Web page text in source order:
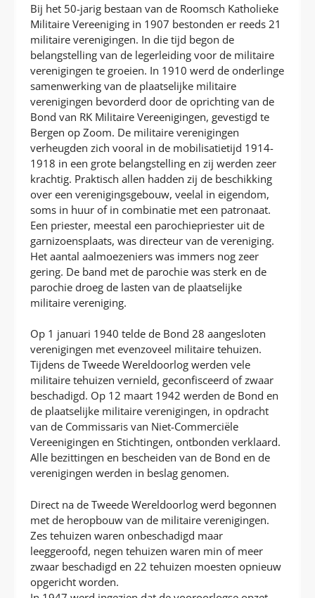
Bij het 50-jarig bestaan van de Roomsch Katholieke
Militaire Vereeniging in 1907 bestonden er reeds 21
militaire verenigingen. In die tijd begon de
belangstelling van de legerleiding voor de militaire
verenigingen te groeien. In 1910 werd de onderlinge
samenwerking van de plaatselijke militaire
verenigingen bevorderd door de oprichting van de
Bond van RK Militaire Vereenigingen, gevestigd te
Bergen op Zoom. De militaire verenigingen
verheugden zich vooral in de mobilisatietijd 1914-
1918 in een grote belangstelling en zij werden zeer
krachtig. Praktisch allen hadden zij de beschikking
over een verenigingsgebouw, veelal in eigendom,
soms in huur of in combinatie met een patronaat.
Een priester, meestal een parochiepriester uit de
garnizoensplaats, was directeur van de vereniging.
Het aantal aalmoezeniers was immers nog zeer
gering. De band met de parochie was sterk en de
parochie droeg de lasten van de plaatselijke
militaire vereniging.
Op 1 januari 1940 telde de Bond 28 aangesloten
verenigingen met evenzoveel militaire tehuizen.
Tijdens de Tweede Wereldoorlog werden vele
militaire tehuizen vernield, geconfisceerd of zwaar
beschadigd. Op 12 maart 1942 werden de Bond en
de plaatselijke militaire verenigingen, in opdracht
van de Commissaris van Niet-Commerciële
Vereenigingen en Stichtingen, ontbonden verklaard.
Alle bezittingen en bescheiden van de Bond en de
verenigingen werden in beslag genomen.
Direct na de Tweede Wereldoorlog werd begonnen
met de heropbouw van de militaire verenigingen.
Zes tehuizen waren onbeschadigd maar
leeggeroofd, negen tehuizen waren min of meer
zwaar beschadigd en 22 tehuizen moesten opnieuw
opgericht worden.